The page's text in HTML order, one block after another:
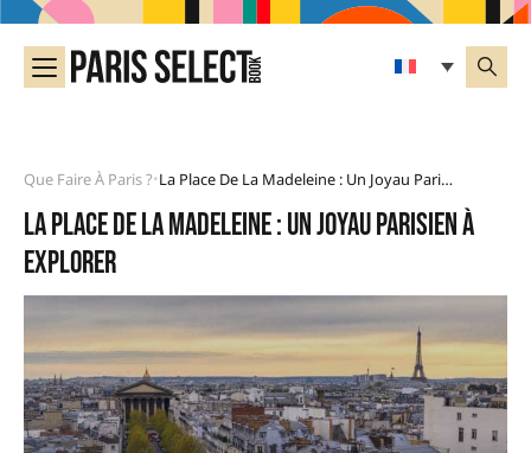
Que Faire À Paris ?• La Place De La Madeleine : Un Joyau Parisien À Explorer
La Place de la Madeleine : Un joyau parisien à
explorer